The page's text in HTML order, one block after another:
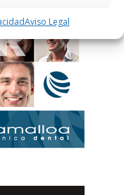
Aviso Legal